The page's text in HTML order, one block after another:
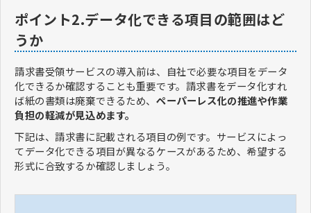
ポイント2.データ化できる項目の範囲はど
うか
請求書受領サービスの導入前は、自社で必要な項目をデータ
化できるか確認することも重要です。請求書をデータ化すれ
ば紙の書類は廃棄できるため、ペーパーレス化の推進や作業
負担の軽減が見込めます。
下記は、請求書に記載される項目の例です。サービスによっ
てデータ化できる項目が異なるケースがあるため、希望する
形式に合致するか確認しましょう。